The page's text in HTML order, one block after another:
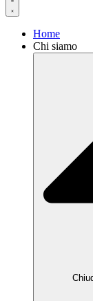
Home
Chi siamo